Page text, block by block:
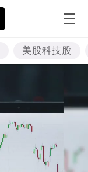
美股科技股